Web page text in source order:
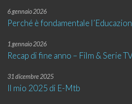
6 gennaio 2026
Perché è fondamentale
1 gennaio 2026
Recap di fine anno – Film & Serie
31 dicembre 2025
Il mio 2025 di E-Mtb